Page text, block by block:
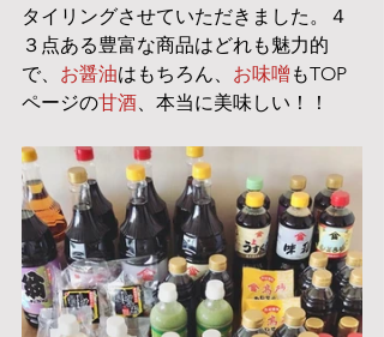
タイリングさせていただきました。４
３点ある豊富な商品はどれも魅力的
で、 お醤油はもちろん、 お味噌 もTOP
ページの甘酒、本当に美味しい！！